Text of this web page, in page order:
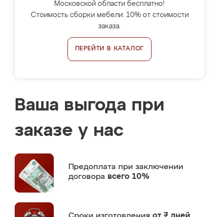
Московской области бесплатно!
Стоимость сборки мебели: 10% от стоимости
заказа.
ПЕРЕЙТИ В КАТАЛОГ
Ваша выгода при
заказе у нас
Предоплата при заключении
договора всего 10%